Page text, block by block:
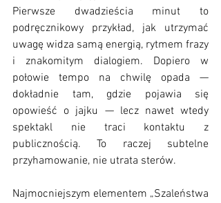
Pierwsze dwadzieścia minut to
podręcznikowy przykład, jak utrzymać
uwagę widza samą energią, rytmem frazy
i znakomitym dialogiem. Dopiero w
połowie tempo na chwilę opada —
dokładnie tam, gdzie pojawia się
opowieść o jajku — lecz nawet wtedy
spektakl nie traci kontaktu z
publicznością. To raczej subtelne
przyhamowanie, nie utrata sterów.
Najmocniejszym elementem „Szaleństwa